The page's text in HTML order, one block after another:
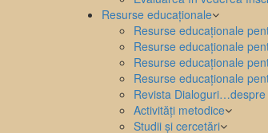
Resurse educaționale
Resurse educaționale
Resurse educaționale
Resurse educaționale
Resurse educaționale
Revista
Activități metodice
Studii și cercetări